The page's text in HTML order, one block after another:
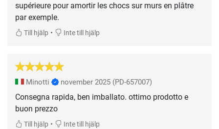
supérieure pour amortir les chocs sur murs en plâtre
Till hjälp • Inte till hjälp
Minotti november 2025 (PD-657007)
Consegna rapida, ben imballato. ottimo prodotto e
buon prezzo
Till hjälp • Inte till hjälp